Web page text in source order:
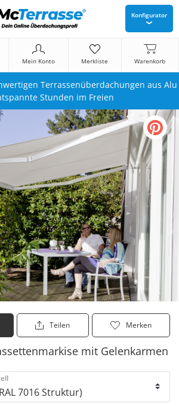
Konfigurator
Mein Konto Merkliste Warenkorb
Terrassenüberdachungen aus Alu
Stunden im Freien
Teilen Merken
mit Gelenkarmen